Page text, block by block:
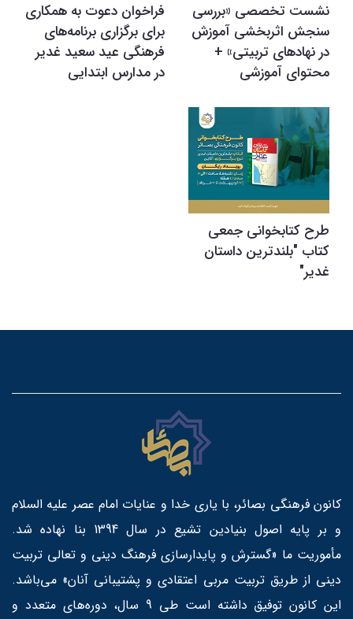
نشست تخصصی «بررسی
سنجش اثربخشی آموزش
در نهادهای تربیتی» +
محتوای آموزشی
فراخوان دعوت به همکاری
برای برگزاری برنامه‌های
فرهنگی عید سعید غدیر
در مدارس ابتدایی
طرح کتابخوانی جمعی
کتاب "بلندترین داستان
غدیر"
کانون فرهنگی بصائر، با یاری خدا و عنایات امام عصر علیه السلام
و بر پایه اصول بنیادین تشیع در سال 1394 بنا نهاده شد.
مأموریت ما «گسترش و پایدارسازی فرهنگ دینی و تعالی تربیت
دینی از طریق تربیت مربی اعتقادی و پشتیبانی آنان» می‌باشد.
این کانون توفیق داشته است طی 9 سال، دوره‌های متعدد و